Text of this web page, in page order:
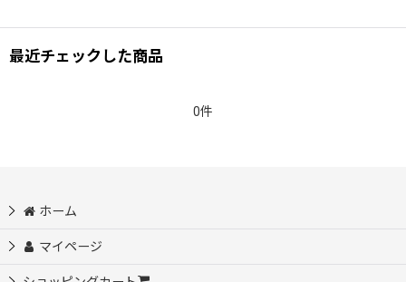
最近チェックした商品
0件
ホーム
マイページ